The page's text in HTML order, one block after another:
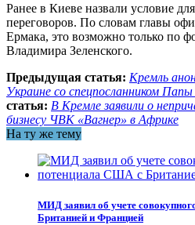
Ранее в Киеве назвали условие
переговоров. По словам главы
Ермака, это возможно только по
Владимира Зеленского.
Предыдущая статья: Кремль
Украине со спецпосланником
статья: В Кремле заявили о
бизнесу ЧВК «Вагнер» в Африке
На ту же тему
МИД заявил об учете
Британией и Францией